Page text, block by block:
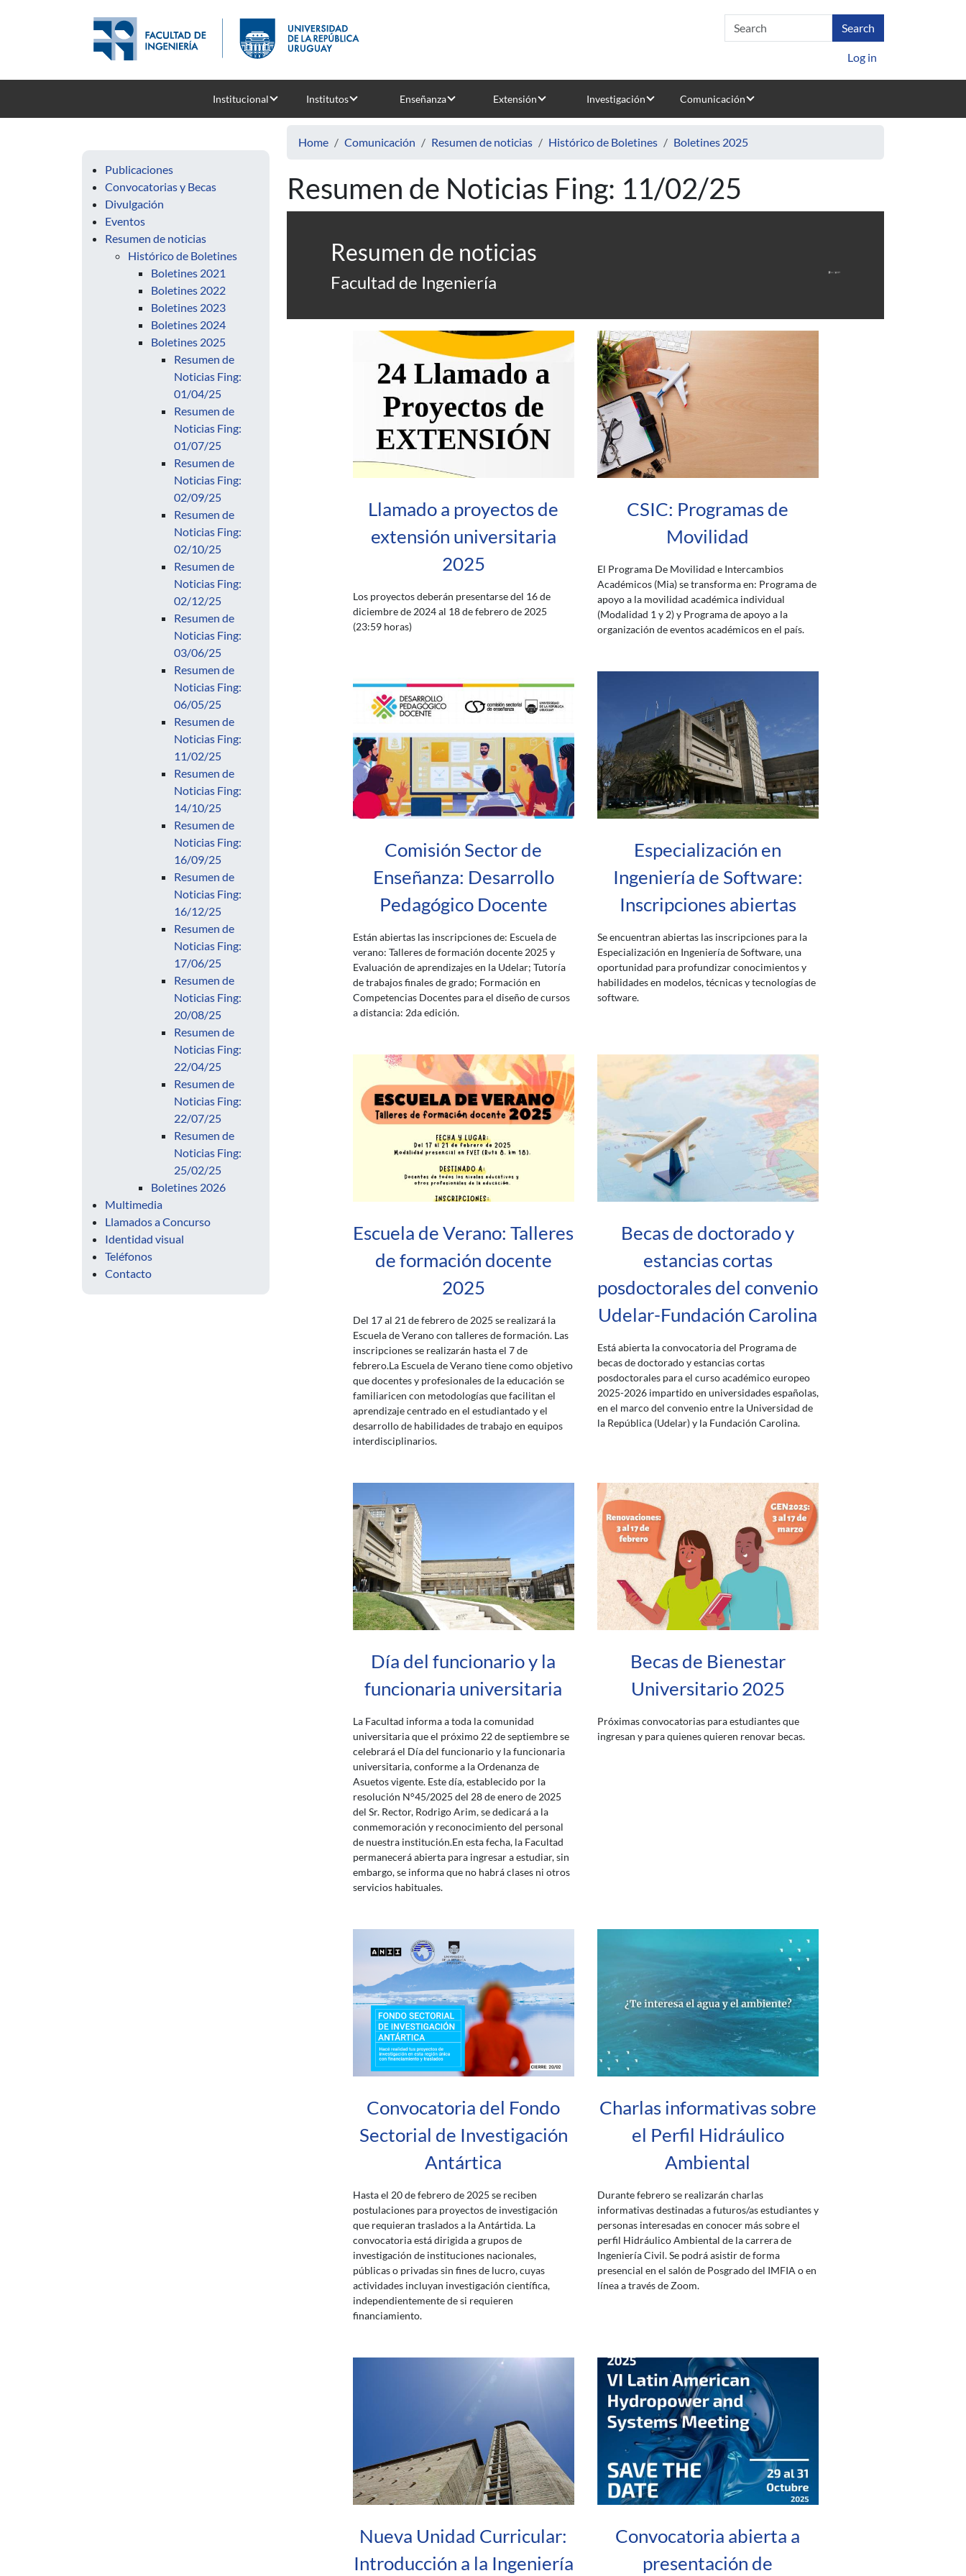
Log in
Institucional Institutos Enseñanza Extensión Investigación Comunicación
Publicaciones
Convocatorias y Becas
Divulgación
Eventos
Resumen de noticias
Histórico de Boletines
Boletines 2021
Boletines 2022
Boletines 2023
Boletines 2024
Boletines 2025
Resumen de
Noticias Fing:
01/04/25
Resumen de
Noticias Fing:
01/07/25
Resumen de
Noticias Fing:
02/09/25
Resumen de
Noticias Fing:
02/10/25
Resumen de
Noticias Fing:
02/12/25
Resumen de
Noticias Fing:
03/06/25
Resumen de
Noticias Fing:
06/05/25
Resumen de
Noticias Fing:
11/02/25
Resumen de
Noticias Fing:
14/10/25
Resumen de
Noticias Fing:
16/09/25
Resumen de
Noticias Fing:
16/12/25
Resumen de
Noticias Fing:
17/06/25
Resumen de
Noticias Fing:
20/08/25
Resumen de
Noticias Fing:
22/04/25
Resumen de
Noticias Fing:
22/07/25
Resumen de
Noticias Fing:
25/02/25
Boletines 2026
Multimedia
Llamados a Concurso
Identidad visual
Teléfonos
Contacto
Home Comunicación Resumen de noticias Histórico de Boletines Boletines 2025
Resumen de Noticias Fing: 11/02/25
Resumen de noticias
Facultad de Ingeniería
Llamado a proyectos de
extensión universitaria
2025
Los proyectos deberán presentarse del 16 de
diciembre de 2024 al 18 de febrero de 2025
(23:59 horas)
CSIC: Programas de
Movilidad
El Programa De Movilidad e Intercambios
Académicos (Mia) se transforma en: Programa de
apoyo a la movilidad académica individual
(Modalidad 1 y 2) y Programa de apoyo a la
organización de eventos académicos en el país.
Comisión Sector de
Enseñanza: Desarrollo
Pedagógico Docente
Están abiertas las inscripciones de: Escuela de
verano: Talleres de formación docente 2025 y
Evaluación de aprendizajes en la Udelar; Tutoría
de trabajos finales de grado; Formación en
Competencias Docentes para el diseño de cursos
a distancia: 2da edición.
Especialización en
Ingeniería de Software:
Inscripciones abiertas
Se encuentran abiertas las inscripciones para la
Especialización en Ingeniería de Software, una
oportunidad para profundizar conocimientos y
habilidades en modelos, técnicas y tecnologías de
software.
Escuela de Verano: Talleres
de formación docente
2025
Del 17 al 21 de febrero de 2025 se realizará la
Escuela de Verano con talleres de formación. Las
inscripciones se realizarán hasta el 7 de
febrero.La Escuela de Verano tiene como objetivo
que docentes y profesionales de la educación se
familiaricen con metodologías que facilitan el
aprendizaje centrado en el estudiantado y el
desarrollo de habilidades de trabajo en equipos
interdisciplinarios.
Becas de doctorado y
estancias cortas
posdoctorales del convenio
Udelar-Fundación Carolina
Está abierta la convocatoria del Programa de
becas de doctorado y estancias cortas
posdoctorales para el curso académico europeo
2025-2026 impartido en universidades españolas,
en el marco del convenio entre la Universidad de
la República (Udelar) y la Fundación Carolina.
Día del funcionario y la
funcionaria universitaria
La Facultad informa a toda la comunidad
universitaria que el próximo 22 de septiembre se
celebrará el Día del funcionario y la funcionaria
universitaria, conforme a la Ordenanza de
Asuetos vigente. Este día, establecido por la
resolución N°45/2025 del 28 de enero de 2025
del Sr. Rector, Rodrigo Arim, se dedicará a la
conmemoración y reconocimiento del personal
de nuestra institución.En esta fecha, la Facultad
permanecerá abierta para ingresar a estudiar, sin
embargo, se informa que no habrá clases ni otros
servicios habituales.
Becas de Bienestar
Universitario 2025
Próximas convocatorias para estudiantes que
ingresan y para quienes quieren renovar becas.
Convocatoria del Fondo
Sectorial de Investigación
Antártica
Hasta el 20 de febrero de 2025 se reciben
postulaciones para proyectos de investigación
que requieran traslados a la Antártida. La
convocatoria está dirigida a grupos de
investigación de instituciones nacionales,
públicas o privadas sin fines de lucro, cuyas
actividades incluyan investigación científica,
independientemente de si requieren
financiamiento.
Charlas informativas sobre
el Perfil Hidráulico
Ambiental
Durante febrero se realizarán charlas
informativas destinadas a futuros/as estudiantes y
personas interesadas en conocer más sobre el
perfil Hidráulico Ambiental de la carrera de
Ingeniería Civil. Se podrá asistir de forma
presencial en el salón de Posgrado del IMFIA o en
línea a través de Zoom.
Nueva Unidad Curricular:
Introducción a la Ingeniería
Convocatoria abierta a
presentación de